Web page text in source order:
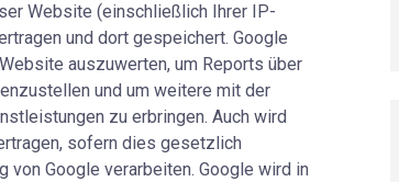
Website (einschließlich Ihrer IP-
und dort gespeichert. Google
auszuwerten, um Reports über
und um weitere mit der
zu erbringen. Auch wird
sofern dies gesetzlich
Google verarbeiten. Google wird in